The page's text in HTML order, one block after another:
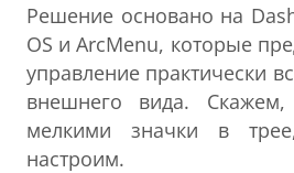
Решение основано на
OS и ArcMenu, которые
управление практически
внешнего вида.
мелкими значки в
настроим.